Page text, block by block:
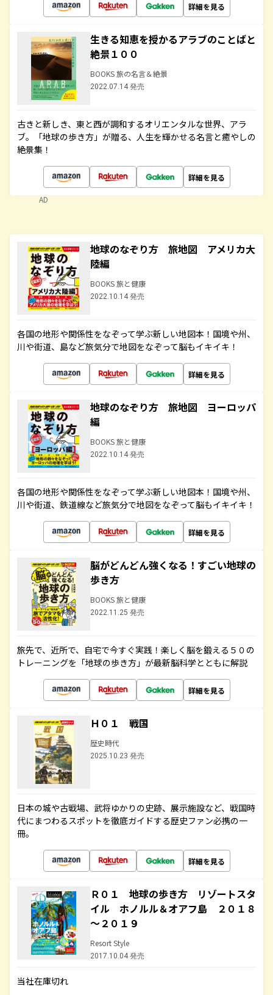
詳細を見る
生きる知恵を授かるアラブのことばと
絶景１００
BOOKS 旅の名言＆絶景
2022.07.14 発売
古きと新しき、東と西が調和するオリエンタルな世界、アラ
ブ。「地球の歩き方」が贈る、人生を輝かせる名言と癒やしの
絶景集！
詳細を見る
AD
地球のなぞり方 旅地図 アメリカ大
陸編
BOOKS 旅と健康
2022.10.14 発売
各国の地形や関係性をなぞって学ぶ新しい地図本！国境や州、
川や街道、島など旅気分で地図をなぞって脳もイキイキ！
詳細を見る
地球のなぞり方 旅地図 ヨーロッパ
編
BOOKS 旅と健康
2022.10.14 発売
各国の地形や関係性をなぞって学ぶ新しい地図本！国境や州、
川や街道、鉄道線など旅気分で地図をなぞって脳もイキイキ！
詳細を見る
脳がどんどん強くなる！すごい地球の
歩き方
BOOKS 旅と健康
2022.11.25 発売
旅先で、近所で、自宅で今すぐ実践！楽しく脳を鍛える５０の
トレーニングを「地球の歩き方」が最新脳科学とともに解説
詳細を見る
Ｈ０１ 戦国
歴史時代
2025.10.23 発売
日本の城や古戦場、武将ゆかりの史跡、展示施設など、戦国時
代にまつわるスポットを徹底ガイドする歴史ファン必携の一
冊。
詳細を見る
Ｒ０１ 地球の歩き方 リゾートスタ
イル ホノルル＆オアフ島 ２０１８
～２０１９
Resort Style
2017.10.04 発売
当社在庫切れ